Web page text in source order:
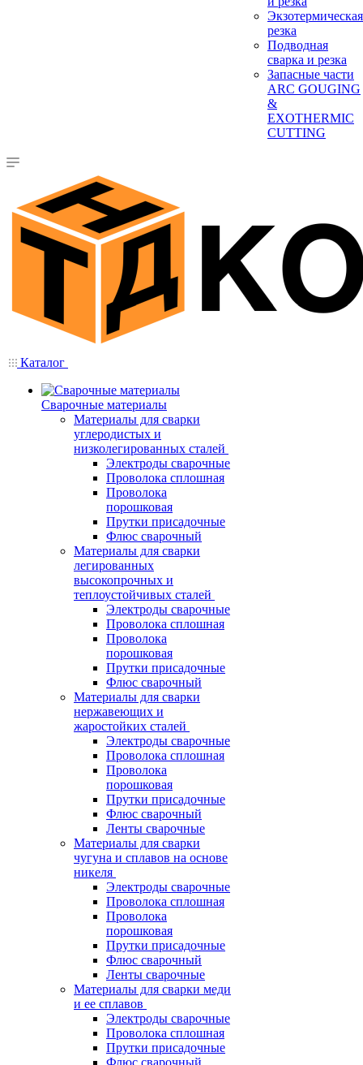
Экзотермическая
резка
Подводная
сварка и резка
Запасные части
ARC GOUGING
&
EXOTHERMIC
CUTTING
Каталог
Сварочные материалы
Материалы для сварки
углеродистых и
низколегированных сталей
Электроды сварочные
Проволока сплошная
Проволока
порошковая
Прутки присадочные
Флюс сварочный
Материалы для сварки
легированных
высокопрочных и
теплоустойчивых сталей
Электроды сварочные
Проволока сплошная
Проволока
порошковая
Прутки присадочные
Флюс сварочный
Материалы для сварки
нержавеющих и
жаростойких сталей
Электроды сварочные
Проволока сплошная
Проволока
порошковая
Прутки присадочные
Флюс сварочный
Ленты сварочные
Материалы для сварки
чугуна и сплавов на основе
никеля
Электроды сварочные
Проволока сплошная
Проволока
порошковая
Прутки присадочные
Флюс сварочный
Ленты сварочные
Материалы для сварки меди
и ее сплавов
Электроды сварочные
Проволока сплошная
Прутки присадочные
Флюс сварочный